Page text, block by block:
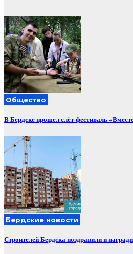
Общество
В Бердске прошел слёт-фестиваль
Бердские новости
Строителей Бердска поздравили и